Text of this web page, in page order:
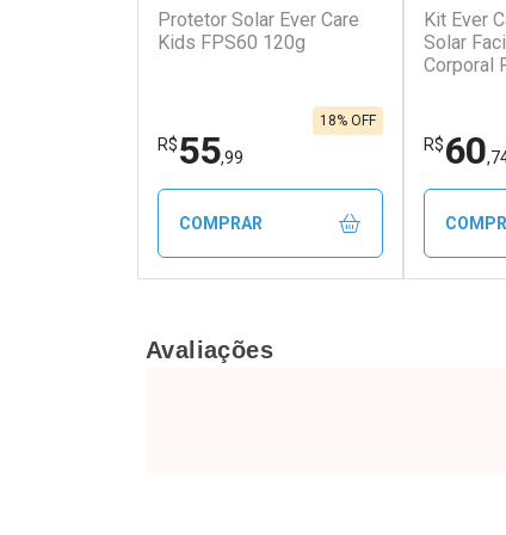
Protetor Solar Ever Care
Kids FPS60 120g
R$55,99
18% OFF
COMPRAR
Laboratório
Por Menos
Kit Ever
Solar
Corporal
R$60
Avaliações